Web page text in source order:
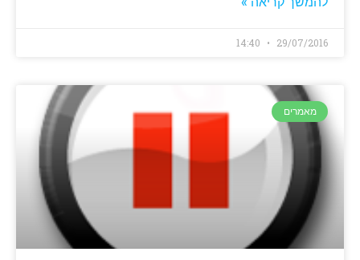
29/07/2016
מאמרים